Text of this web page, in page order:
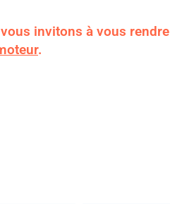
invitons à vous rendre
.